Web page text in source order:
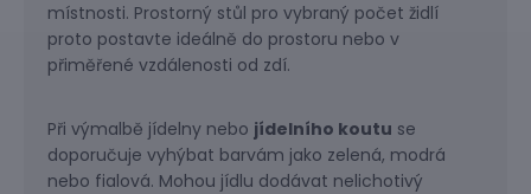
místnosti. Prostorný stůl pro vybraný počet židlí
proto postavte ideálně do prostoru nebo v
přiměřené vzdálenosti od zdí.
Při výmalbě jídelny nebo jídelního koutu se
doporučuje vyhýbat barvám jako zelená, modrá
nebo fialová. Mohou jídlu dodávat nelichotivý